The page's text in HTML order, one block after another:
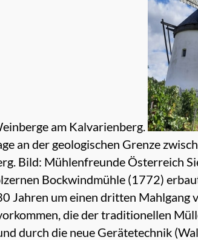
am Kalvarienberg.
an der geologischen Grenze
Bild: Mühlenfreunde Österreich
Bockwindmühle (1772)
Jahren um einen dritten
die der traditionellen
durch die neue Gerätetechnik